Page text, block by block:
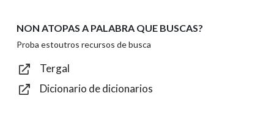
Texto de verificación
NON ATOPAS A PALABRA QUE BUSCAS?
Proba estoutros recursos de busca
Tergal
Dicionario de dicionarios